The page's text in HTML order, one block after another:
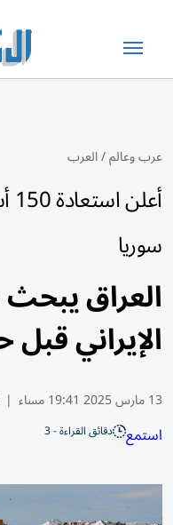
عرب وعالم/العرب
سوريا
العراق يبحث
الإيراني
13 مارس 2025 19:41 مساء |
استمع دقائق القراءة - 3